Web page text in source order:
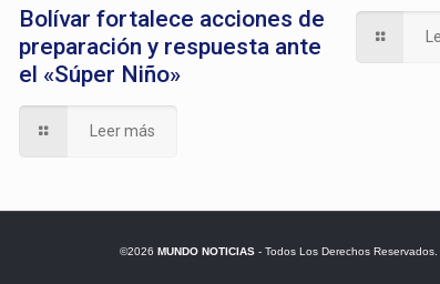
Bolívar fortalece acciones de
preparación y respuesta ante
el «Súper Niño»
Leer más
©2026 MUNDO NOTICIAS- Todos Los Derechos Reservados.